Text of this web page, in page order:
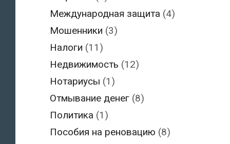
Международная защита (4)
Мошенники (3)
Налоги (11)
Недвижимость (12)
Нотариусы (1)
Отмывание денег (8)
Политика (1)
Пособия на реновацию (8)